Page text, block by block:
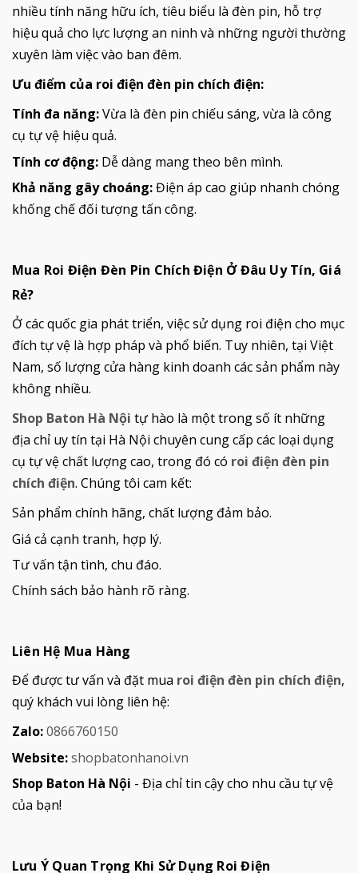
nhiều tính năng hữu ích, tiêu biểu là đèn pin, hỗ trợ
hiệu quả cho lực lượng an ninh và những người thường
xuyên làm việc vào ban đêm.
Ưu điểm của roi điện đèn pin chích điện:
Tính đa năng:Vừa là đèn pin chiếu sáng, vừa là công
cụ tự vệ hiệu quả.
Tính cơ động: Dễ dàng mang theo bên mình.
Khả năng gây choáng:Điện áp cao giúp nhanh chóng
khống chế đối tượng tấn công.
Mua Roi Điện Đèn Pin Chích Điện Ở Đâu Uy Tín, Giá
Rẻ?
Ở các quốc gia phát triển, việc sử dụng roi điện cho mục
đích tự vệ là hợp pháp và phổ biến. Tuy nhiên, tại Việt
Nam, số lượng cửa hàng kinh doanh các sản phẩm này
không nhiều.
Shop Baton Hà Nội tự hào là một trong số ít những
địa chỉ uy tín tại Hà Nội chuyên cung cấp các loại dụng
cụ tự vệ chất lượng cao, trong đó có roi điện đèn pin
chích điện. Chúng tôi cam kết:
Sản phẩm chính hãng, chất lượng đảm bảo.
Giá cả cạnh tranh, hợp lý.
Tư vấn tận tình, chu đáo.
Chính sách bảo hành rõ ràng.
Liên Hệ Mua Hàng
Để được tư vấn và đặt mua roi điện đèn pin chích điện,
quý khách vui lòng liên hệ:
Zalo:0866760150
Website:shopbatonhanoi.vn
Shop Baton Hà Nội - Địa chỉ tin cậy cho nhu cầu tự vệ
của bạn!
Lưu Ý Quan Trọng Khi Sử Dụng Roi Điện